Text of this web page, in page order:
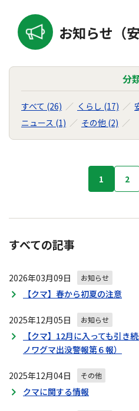
お知らせ（
分
すべて (26) くらし (17)
ニュース (1)
その他 (2)
ナ
ビ
ー
シ
ン
1 2
すべての記事
2026年03月09日 お知らせ
【クマ】春から初夏の注意
2025年12月05日 お知らせ
【クマ】12月に入っても引き
ノワグマ出没警報第６報）
2025年12月04日 その他
クマに関する情報